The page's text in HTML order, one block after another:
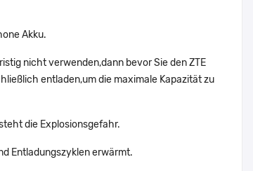
Akku.
nicht verwenden,dann bevor Sie den ZTE
entladen,um die maximale Kapazität zu
die Explosionsgefahr.
Entladungszyklen erwärmt.